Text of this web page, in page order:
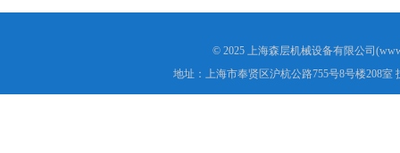
© 2025 上海森层机械设备有限公司
地址：上海市奉贤区沪杭公路755号8号楼208室